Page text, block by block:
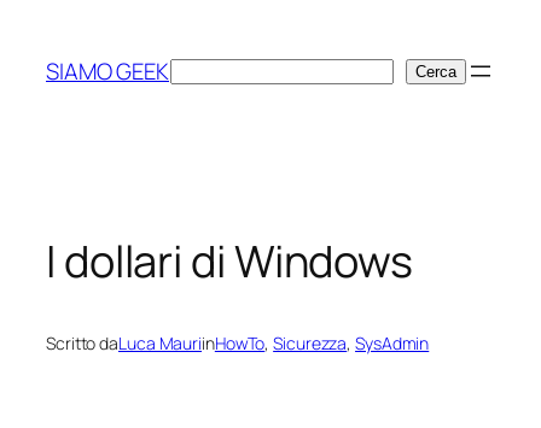
contenuto
SIAMO GEEKCerca Cerca
I dollari di Windows
Scritto daLuca MauriinHowTo, Sicurezza, SysAdmin